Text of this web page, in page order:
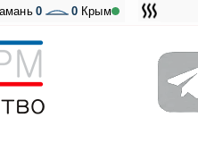
Ай-Петри:
0 0 Крым